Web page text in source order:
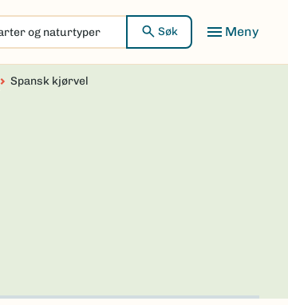
Søk
Spansk kjørvel